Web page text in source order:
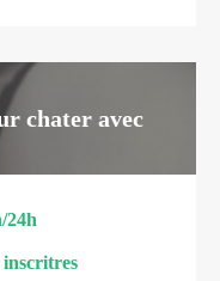
chater avec
24h
inscritres